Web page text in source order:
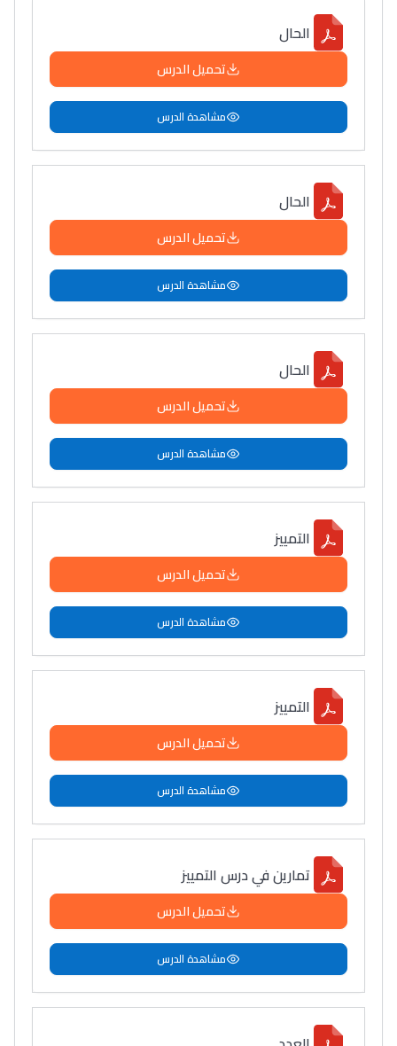
الحال
تحميل الدرس
مشاهدة الدرس
الحال
تحميل الدرس
مشاهدة الدرس
الحال
تحميل الدرس
مشاهدة الدرس
التمييز
تحميل الدرس
مشاهدة الدرس
التمييز
تحميل الدرس
مشاهدة الدرس
تمارين في درس التمييز
تحميل الدرس
مشاهدة الدرس